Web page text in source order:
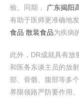
验。同期，
广东揭阳
有助于医师更准确地
食品 散装食品为疾病
此外，DR成就具有放
和医务东谈主员的放
部、骨骼、腹部等多
界限领路严防要作用。